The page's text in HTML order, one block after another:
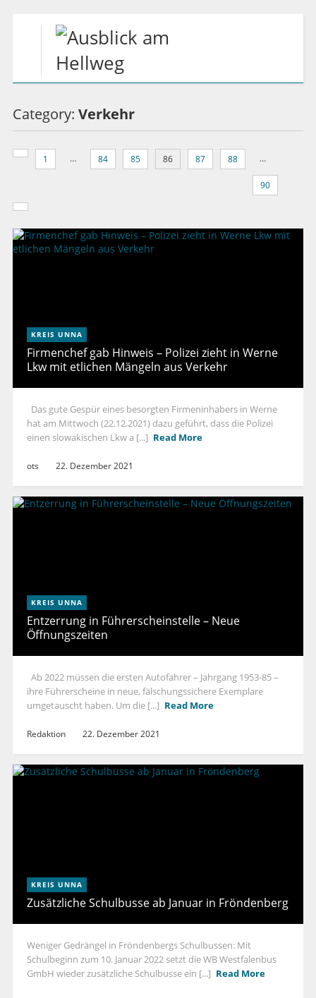
Category: Verkehr
1 … 84 85 86 87 88 …
90
KREIS UNNA
Firmenchef gab Hinweis – Polizei zieht in Werne
Lkw mit etlichen Mängeln aus Verkehr
Das gute Gespür eines besorgten Firmeninhabers in Werne
hat am Mittwoch (22.12.2021) dazu geführt, dass die Polizei
einen slowakischen Lkw a [...] Read More
ots 22. Dezember 2021
KREIS UNNA
Entzerrung in Führerscheinstelle – Neue
Öffnungszeiten
Ab 2022 müssen die ersten Autofahrer – Jahrgang 1953-85 –
ihre Führerscheine in neue, fälschungssichere Exemplare
umgetauscht haben. Um die [...] Read More
Redaktion 22. Dezember 2021
KREIS UNNA
Zusätzliche Schulbusse ab Januar in Fröndenberg
Weniger Gedrängel in Fröndenbergs Schulbussen: Mit
Schulbeginn zum 10. Januar 2022 setzt die WB Westfalenbus
GmbH wieder zusätzliche Schulbusse ein [...] Read More